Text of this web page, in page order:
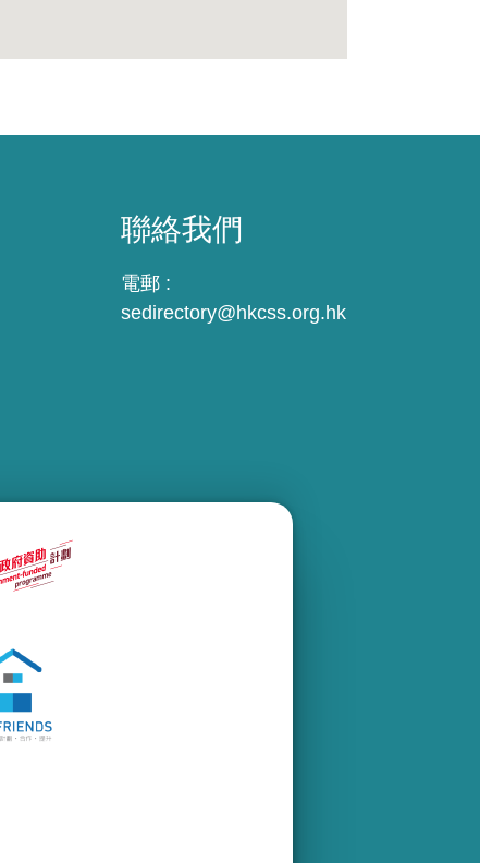
聯絡我們
電郵 :
sedirectory@hkcss.org.hk